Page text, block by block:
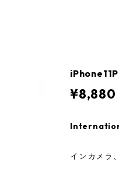
¥8,880
インカメラ